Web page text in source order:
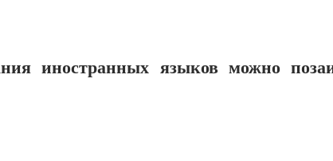
иностранных языков можно